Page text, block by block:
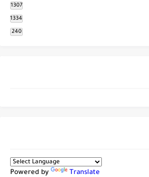
1307
1334
240
Powered by Translate